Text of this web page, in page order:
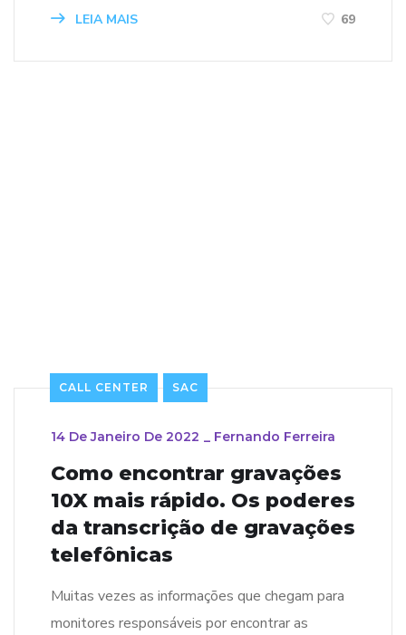
LEIA MAIS 69
CALL CENTER SAC
14 De Janeiro De 2022 _ Fernando Ferreira
Como encontrar gravações
10X mais rápido. Os poderes
da transcrição de gravações
telefônicas
Muitas vezes as informações que chegam para
monitores responsáveis por encontrar as